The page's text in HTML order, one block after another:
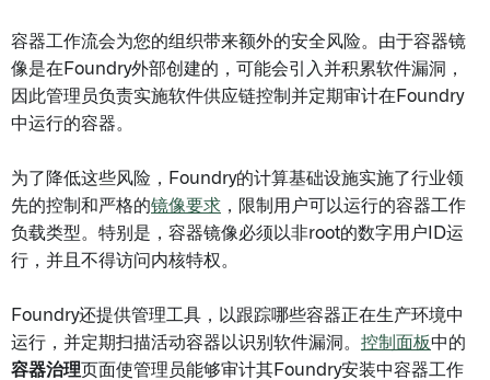
容器工作流会为您的组织带来额外的安全风险。由于容器镜
像是在Foundry外部创建的，可能会引入并积累软件漏洞，
因此管理员负责实施软件供应链控制并定期审计在Foundry
中运行的容器。
为了降低这些风险，Foundry的计算基础设施实施了行业领
先的控制和严格的镜像要求 ，限制用户可以运行的容器工作
负载类型。特别是，容器镜像必须以非root的数字用户ID运
行，并且不得访问内核特权。
Foundry还提供管理工具，以跟踪哪些容器正在生产环境中
运行，并定期扫描活动容器以识别软件漏洞。 控制面板中的
容器治理 页面使管理员能够审计其Foundry安装中容器工作